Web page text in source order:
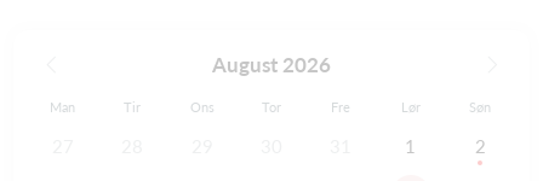
August 2026
Man Tir Ons Tor Fre Lør Søn
1 2